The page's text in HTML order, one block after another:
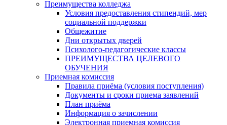
Преимущества колледжа
Условия предоставления стипендий, мер
социальной поддержки
Общежитие
Дни открытых дверей
Психолого-педагогические классы
ПРЕИМУЩЕСТВА ЦЕЛЕВОГО
ОБУЧЕНИЯ
Приемная комиссия
Правила приёма (условия поступления)
Документы и сроки приема заявлений
План приёма
Информация о зачислении
Электронная приемная комиссия